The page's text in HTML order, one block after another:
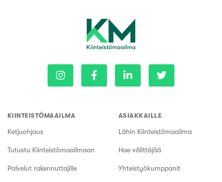
KIINTEISTÖMAAILMA
Ketjuohjaus
Tutustu Kiinteistömaailmaan
Palvelut rakennuttajille
ASIAKKAILLE
Lähin Kiinteistömaailma
Hae välittäjää
Yhteistyökumppanit